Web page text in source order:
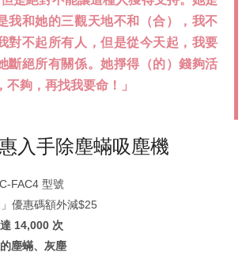
我和她的三觀天地不和（合），我不
對不起所有人，但是從今天起，我要
斷絕所有關係。她掙得（的）錢夠活
不夠，再找我要命！」
入手除塵蟎吸塵機
FAC4 型號
優惠碼額外減$25
14,000 次
塵蟎、灰塵